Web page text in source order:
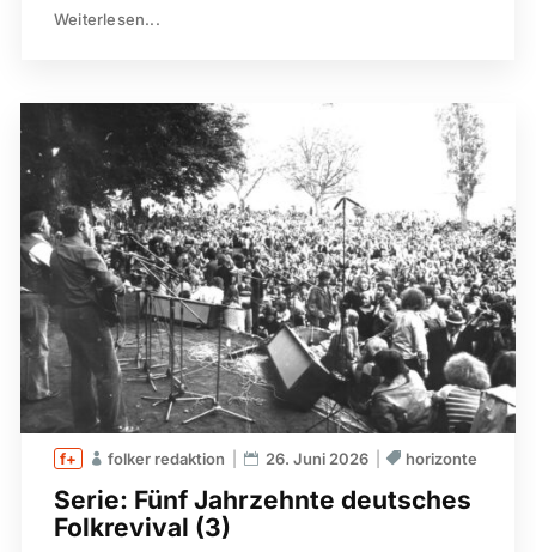
Weiterlesen...
Serie: Fünf Jahrzehnte deutsches
Folkrevival (3)
folker redaktion 26. Juni 2026 horizonte